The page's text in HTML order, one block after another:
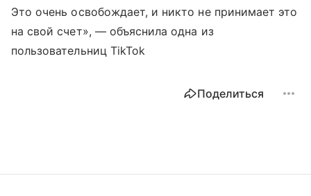
Это очень освобождает, и никто не принимает это
на свой счет», — объяснила одна из
пользовательниц TikTok
Поделиться